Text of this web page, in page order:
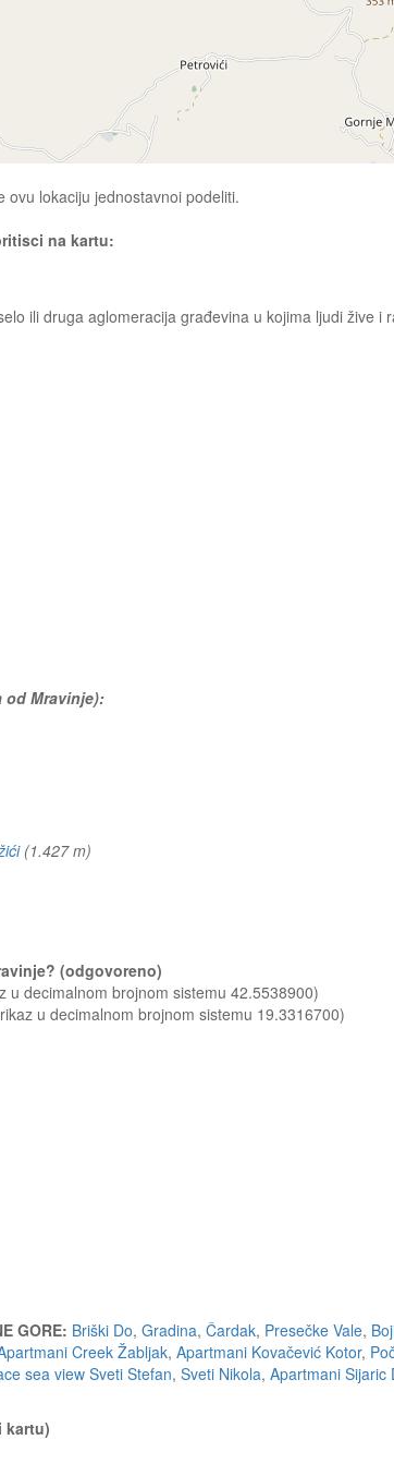
ovu lokaciju jednostavnoi podeliti.
na kartu:
ili druga aglomeracija građevina u kojima ljudi žive i
od Mravinje):
(1.427 m)
(odgovoreno)
u decimalnom brojnom sistemu 42.5538900)
u decimalnom brojnom sistemu 19.3316700)
GORE: Briški Do, Gradina, Čardak, Presečke Vale,
Creek Žabljak, Apartmani Kovačević Kotor,
sea view Sveti Stefan, Sveti Nikola, Apartmani Sijaric
kartu)